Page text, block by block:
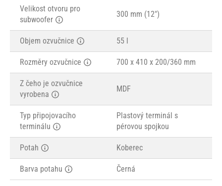
Velikost otvoru pro
subwoofer
300 mm (12")
Objem ozvučnice 55 l
Rozměry ozvučnice 700 x 410 x 200/360 mm
Z čeho je ozvučnice
vyrobena
MDF
Typ připojovacího
terminálu
Plastový terminál s
pérovou spojkou
Potah Koberec
Barva potahu Černá